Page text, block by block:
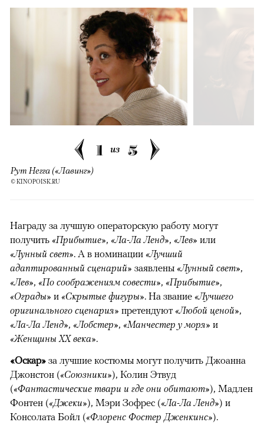
1 из 5
Рут Негга («Лавинг»)
© KINOPOISK.RU
Награду за лучшую операторскую работу могут
получить «Прибытие», «Ла-Ла Ленд», «Лев» или
«Лунный свет». А в номинации «Лучший
адаптированный сценарий» заявлены «Лунный свет»,
«Лев», «По соображениям совести», «Прибытие»,
«Ограды» и «Скрытые фигуры». На звание «Лучшего
оригинального сценария» претендуют «Любой ценой»,
«Ла-Ла Ленд», «Лобстер», «Манчестер у моря» и
«Женщины XX века».
«Оскар» за лучшие костюмы могут получить Джоанна
Джонстон («Союзники»), Колин Этвуд
(«Фантастические твари и где они обитают»), Мадлен
Фонтен («Джеки»), Мэри Зофрес («Ла-Ла Ленд») и
Консолата Бойл («Флоренс Фостер Дженкинс»).